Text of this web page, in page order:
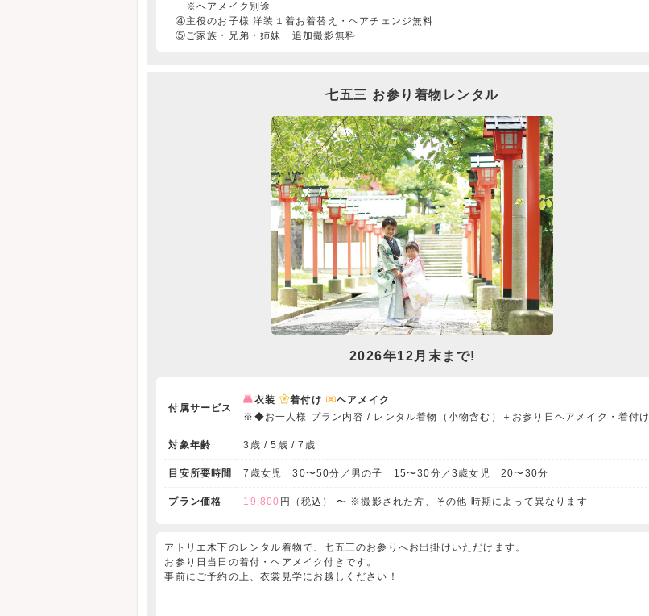
※ヘアメイク別途
④主役のお子様 洋装１着お着替え・ヘアチェンジ無料
⑤ご家族・兄弟・姉妹 追加撮影無料
七五三 お参り着物レンタル
2026年12月末まで!
付属サービス
衣装 着付け
ヘアメイク
※◆お一人様 プラン内容 / レンタル着物（小物含む）＋お参り日ヘアメイク・着付け
対象年齢 3歳 / 5歳 / 7歳
目安所要時間 7歳女児 30〜50分／男の子 15〜30分／3歳女児 20〜30分
プラン価格 19,800 円（税込） 〜 ※撮影された方、その他 時期によって異なります
アトリエ木下のレンタル着物で、七五三のお参りへお出掛けいただけます。
お参り日当日の着付・ヘアメイク付きです。
事前にご予約の上、衣裳見学にお越しください！
----------------------------------------------------------------------